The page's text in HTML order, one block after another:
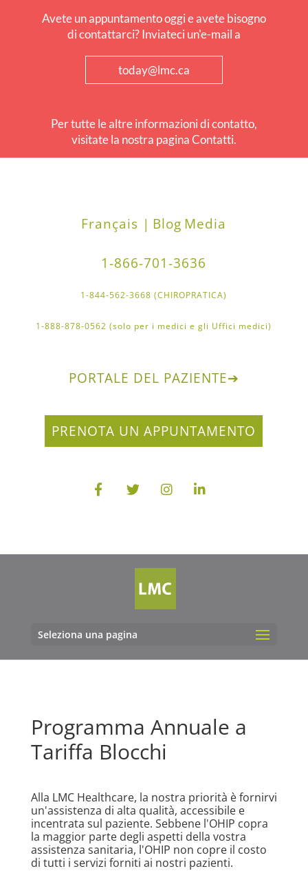
Avete un appuntamento oggi e avete bisogno
di contattarci? Inviateci un'e-mail a
today@lmc.ca
Per tutte le altre informazioni di contatto,
visitate la nostra pagina Contatti.
Français | Blog Media
1-866-701-3636
1-844-562-3668 (CHIROPRATICA)
1-888-878-0562 (solo per i medici e gli Uffici medici)
PORTALE DEL PAZIENTE➔
PRENOTA UN APPUNTAMENTO
Seleziona una pagina
Programma Annuale a
Tariffa Blocchi
Alla LMC Healthcare, la nostra priorità è fornirvi
un'assistenza di alta qualità, accessibile e
incentrata sul paziente. Sebbene l'OHIP copra
la maggior parte degli aspetti della vostra
assistenza sanitaria, l'OHIP non copre il costo
di tutti i servizi forniti ai nostri pazienti.